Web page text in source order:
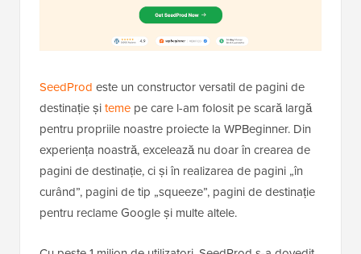
SeedProd este un constructor versatil de pagini de
destinație șiteme pe care l-am folosit pe scară largă
pentru propriile noastre proiecte la WPBeginner. Din
experiența noastră, excelează nu doar în crearea de
pagini de destinație, ci și în realizarea de pagini „în
curând”, pagini de tip „squeeze”, pagini de destinație
pentru reclame Google și multe altele.